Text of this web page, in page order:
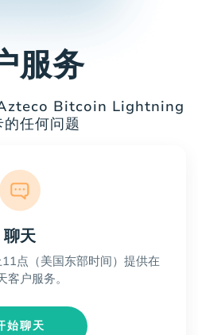
服务
Azteco Bitcoin Lightning
的任何问题
聊天
点（美国东部时间）提供在
客户服务。
始聊天